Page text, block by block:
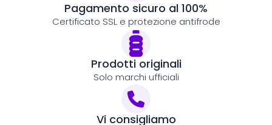
Pagamento sicuro al 100%
Certificato SSL e protezione antifrode
Prodotti originali
Solo marchi ufficiali
Vi consigliamo